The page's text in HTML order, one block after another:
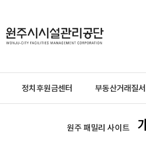
정치후원금센터 부동산거래질
원주 패밀리 사이트